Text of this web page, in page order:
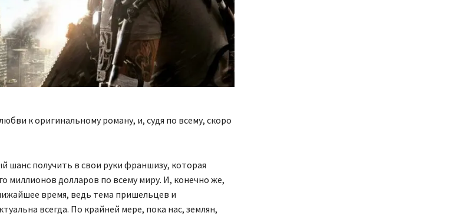
к оригинальному роману, и, судя по всему, скоро
шанс получить в свои руки франшизу, которая
миллионов долларов по всему миру. И, конечно же,
время, ведь тема пришельцев и
всегда. По крайней мере, пока нас, землян,